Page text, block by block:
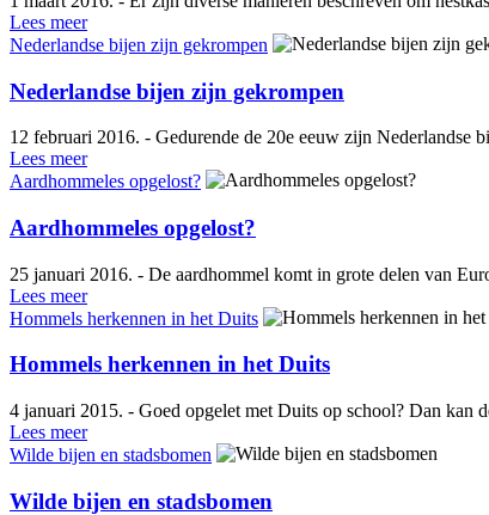
Lees meer
Nederlandse bijen zijn gekrompen
Nederlandse bijen zijn gekrompen
12 februari 2016. - Gedurende de 20e eeuw zijn Nederlandse
Lees meer
Aardhommeles opgelost?
Aardhommeles opgelost?
25 januari 2016. - De aardhommel komt in grote delen van
Lees meer
Hommels herkennen in het Duits
Hommels herkennen in het Duits
4 januari 2015. - Goed opgelet met Duits op school? Dan kan
Lees meer
Wilde bijen en stadsbomen
Wilde bijen en stadsbomen